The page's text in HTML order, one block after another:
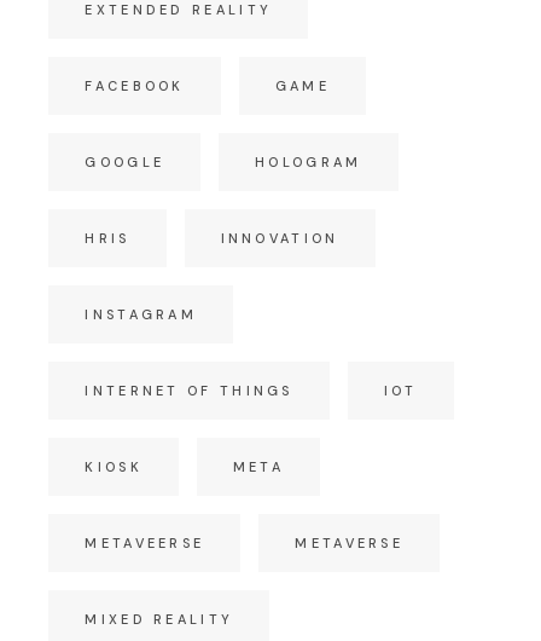
EXTENDED REALITY
FACEBOOK GAME
GOOGLE HOLOGRAM
HRIS INNOVATION
INSTAGRAM
INTERNET OF THINGS IOT
KIOSK META
METAVEERSE METAVERSE
MIXED REALITY